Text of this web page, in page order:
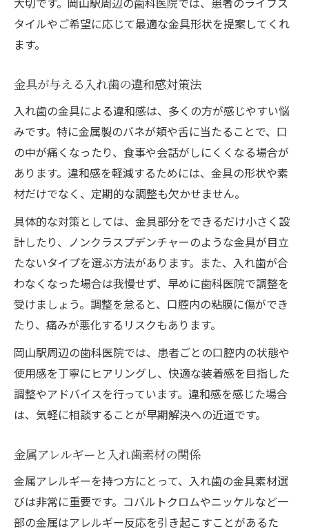
タイルやご希望に応じて最適な金具形状を提案してくれ
ます。
金具が与える入れ歯の違和感対策法
入れ歯の金具による違和感は、多くの方が感じやすい悩
みです。特に金属製のバネが頬や舌に当たることで、口
の中が痛くなったり、食事や会話がしにくくなる場合が
あります。違和感を軽減するためには、金具の形状や素
材だけでなく、定期的な調整も欠かせません。
具体的な対策としては、金具部分をできるだけ小さく設
計したり、ノンクラスプデンチャーのような金具が目立
たないタイプを選ぶ方法があります。また、入れ歯が合
わなくなった場合は我慢せず、早めに歯科医院で調整を
受けましょう。調整を怠ると、口腔内の粘膜に傷ができ
たり、痛みが悪化するリスクもあります。
岡山駅周辺の歯科医院では、患者ごとの口腔内の状態や
使用感を丁寧にヒアリングし、快適な装着感を目指した
調整やアドバイスを行っています。違和感を感じた場合
は、気軽に相談することが早期解決への近道です。
金属アレルギーと入れ歯素材の関係
金属アレルギーを持つ方にとって、入れ歯の金具素材選
びは非常に重要です。コバルトクロムやニッケルなど一
部の金属はアレルギー反応を引き起こすことがあるた